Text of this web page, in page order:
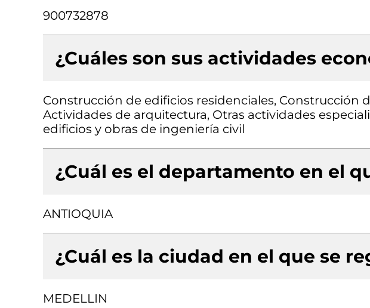
900732878
¿Cuáles son sus actividades
Construcción de edificios residenciales, Construcción
Actividades de arquitectura, Otras actividades
edificios y obras de ingeniería civil
¿Cuál es el departamento en el
ANTIOQUIA
¿Cuál es la ciudad en el que se
MEDELLIN